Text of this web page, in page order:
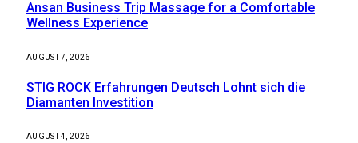
Ansan Business Trip Massage for a Comfortable
Wellness Experience
AUGUST 7, 2026
STIG ROCK Erfahrungen Deutsch Lohnt sich die
Diamanten Investition
AUGUST 4, 2026